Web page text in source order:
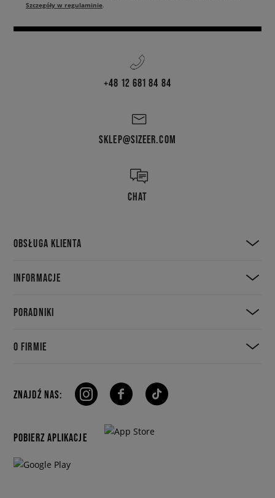
Szczegóły w regulaminie.
+48 12 681 84 84
SKLEP@SIZEER.COM
CHAT
OBSŁUGA KLIENTA
INFORMACJE
PORADNIKI
O FIRMIE
ZNAJDŹ NAS:
POBIERZ APLIKACJE